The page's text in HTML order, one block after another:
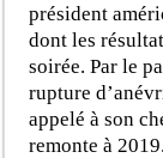
président
dont les
soirée. Par le
rupture
appelé à son
remonte à